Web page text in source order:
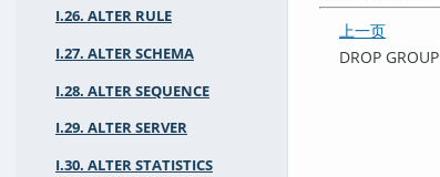
I.26. ALTER RULE
I.27. ALTER SCHEMA
I.28. ALTER SEQUENCE
I.29. ALTER SERVER
I.30. ALTER STATISTICS
上一页
DROP GROUP